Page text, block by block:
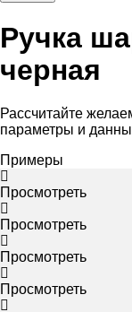
Ручка
черная
Рассчитайте
параметры и
Примеры
Просмотреть
Просмотреть
Просмотреть
Просмотреть